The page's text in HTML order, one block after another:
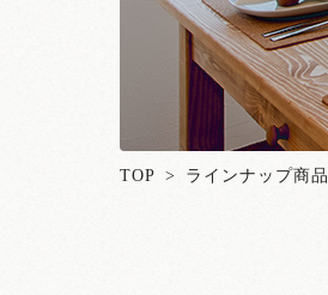
TOP > ラインナップ商品